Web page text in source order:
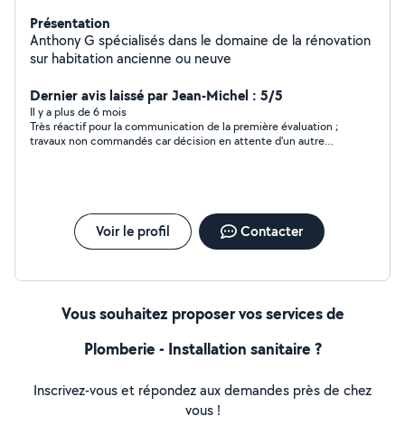
Présentation
Anthony G spécialisés dans le domaine de la rénovation
sur habitation ancienne ou neuve
Dernier avis laissé par Jean-Michel : 5/5
Il y a plus de 6 mois
Très réactif pour la communication de la première évaluation ;
travaux non commandés car décision en attente d'un autre
Voir le profil Contacter
Vous souhaitez proposer vos services de
Plomberie - Installation sanitaire ?
Inscrivez-vous et répondez aux demandes près de chez
vous !